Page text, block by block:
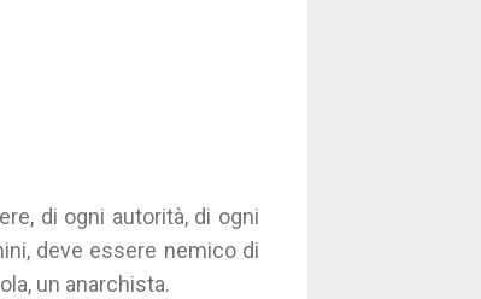
di ogni autorità, di ogni
deve essere nemico di
un anarchista.